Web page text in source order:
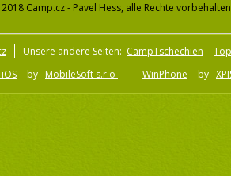
Camp.cz - Pavel Hess, alle Rechte vorbehalten
Unsere andere Seiten: CampTschechien
iOS by MobileSoft s.r.o WinPhone by